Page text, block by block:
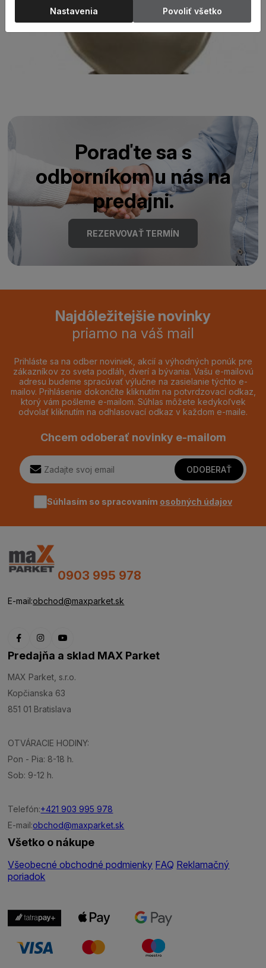
Poraďte sa s
odborníkom u nás na
predajni.
REZERVOVAŤ TERMÍN
Najdôležitejšie novinky
priamo na váš mail
Prihláste sa na odber noviniek, akcií a výhodných ponúk pre
zákazníkov zo sveta podláh, dverí a bývania. Vašu e-mailovú
adresu budeme spracúvať výlučne na zasielanie týchto e-
mailov. Prihlásenie dokončíte kliknutím na potvrdzovací odkaz,
ktorý vám pošleme e-mailom. Súhlas môžete kedykoľvek
odvolať kliknutím na odhlasovací odkaz v každom e-maile.
Chcem odoberať novinky e-mailom
ODOBERAŤ
Súhlasím so spracovaním osobných údajov
0903 995 978
E-mail:obchod@maxparket.sk
Predajňa a sklad MAX Parket
MAX Parket, s.r.o.
Kopčianska 63
851 01 Bratislava
OTVÁRACIE HODINY:
Pon - Pia: 8-18 h.
Sob: 9-12 h.
Telefón:+421 903 995 978
E-mail:obchod@maxparket.sk
Všetko o nákupe
Všeobecné obchodné podmienky FAQ Reklamačný
poriadok
Nastavenia Povoliť všetko